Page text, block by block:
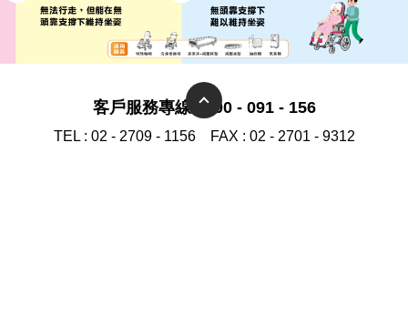
客戶服務專線 0800 - 091 - 156
TEL : 02 - 2709 - 1156 FAX : 02 - 2701 - 9312